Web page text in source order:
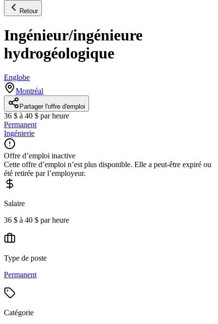
Retour
Ingénieur/ingénieure
hydrogéologique
Englobe
Montréal
Partager l'offre d'emploi
36 $ à 40 $ par heure
Permanent
Ingénierie
Offre d’emploi inactive
Cette offre d’emploi n’est plus disponible. Elle a peut-être expiré ou
été retirée par l’employeur.
Salaire
36 $ à 40 $ par heure
Type de poste
Permanent
Catégorie